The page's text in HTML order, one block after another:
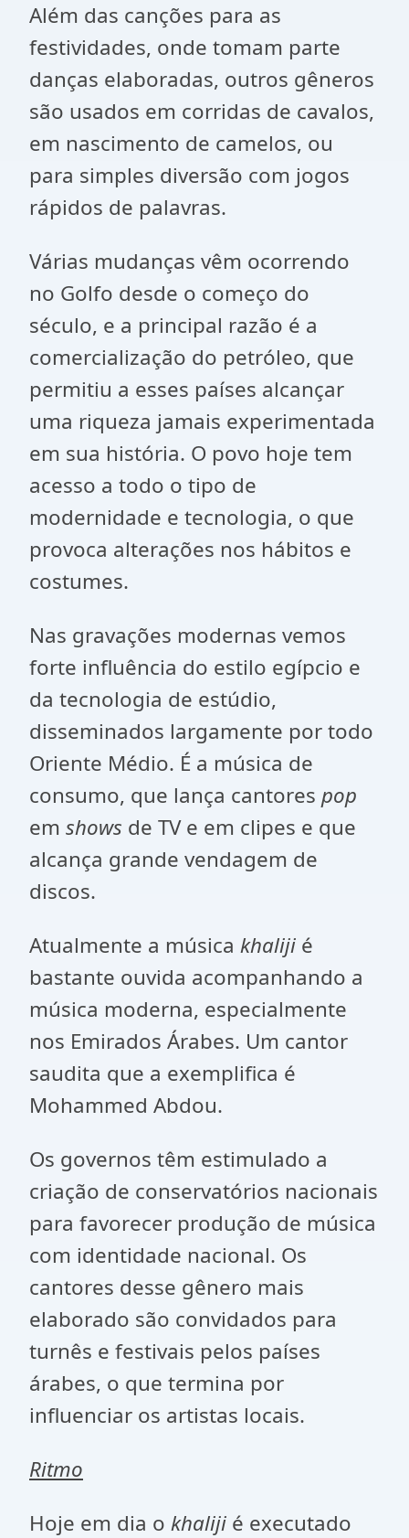
Além das canções para as
festividades, onde tomam parte
danças elaboradas, outros gêneros
são usados em corridas de cavalos,
em nascimento de camelos, ou
para simples diversão com jogos
rápidos de palavras.
Várias mudanças vêm ocorrendo
no Golfo desde o começo do
século, e a principal razão é a
comercialização do petróleo, que
permitiu a esses países alcançar
uma riqueza jamais experimentada
em sua história. O povo hoje tem
acesso a todo o tipo de
modernidade e tecnologia, o que
provoca alterações nos hábitos e
costumes.
Nas gravações modernas vemos
forte influência do estilo egípcio e
da tecnologia de estúdio,
disseminados largamente por todo
Oriente Médio. É a música de
consumo, que lança cantores pop
em shows de TV e em clipes e que
alcança grande vendagem de
discos.
Atualmente a música khaliji é
bastante ouvida acompanhando a
música moderna, especialmente
nos Emirados Árabes. Um cantor
saudita que a exemplifica é
Mohammed Abdou.
Os governos têm estimulado a
criação de conservatórios nacionais
para favorecer produção de música
com identidade nacional. Os
cantores desse gênero mais
elaborado são convidados para
turnês e festivais pelos países
árabes, o que termina por
influenciar os artistas locais.
Ritmo
Hoje em dia o khaliji é executado